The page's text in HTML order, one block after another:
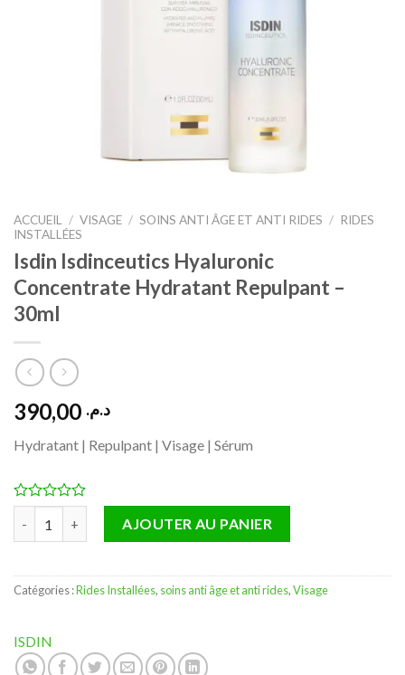
ACCUEIL / VISAGE / SOINS ANTI ÂGE ET ANTI RIDES / RIDES
INSTALLÉES
Isdin Isdinceutics Hyaluronic
Concentrate Hydratant Repulpant –
30ml
د.م.
Hydratant | Repulpant | Visage | Sérum
AJOUTER AU PANIER
Catégories :Rides Installées, soins anti âge et anti rides,Visage
ISDIN